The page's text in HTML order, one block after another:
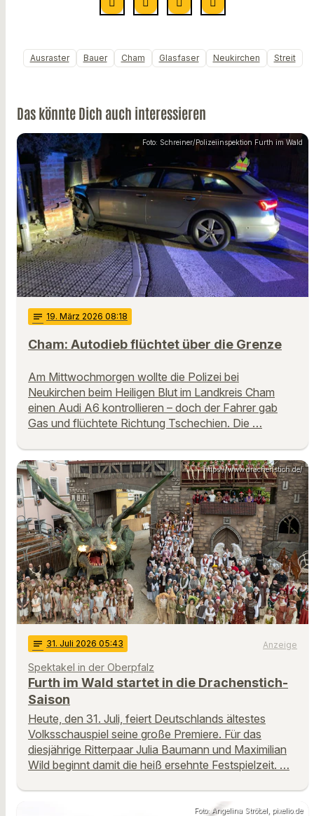
Ausraster Bauer Cham Glasfaser Neukirchen Streit
Das könnte Dich auch interessieren
Foto: Schreiner/Polizeiinspektion Furth im Wald
notes 19. März 2026 08:18
Cham: Autodieb flüchtet über die Grenze
Am Mittwochmorgen wollte die Polizei bei
Neukirchen beim Heiligen Blut im Landkreis Cham
einen Audi A6 kontrollieren – doch der Fahrer gab
Gas und flüchtete Richtung Tschechien. Die …
https://www.drachenstich.de/
notes 31. Juli 2026 05:43 Anzeige
Spektakel in der Oberpfalz
Furth im Wald startet in die Drachenstich-
Saison
Heute, den 31. Juli, feiert Deutschlands ältestes
Volksschauspiel seine große Premiere. Für das
diesjährige Ritterpaar Julia Baumann und Maximilian
Wild beginnt damit die heiß ersehnte Festspielzeit. …
Foto: Angelina Ströbel, pixelio.de